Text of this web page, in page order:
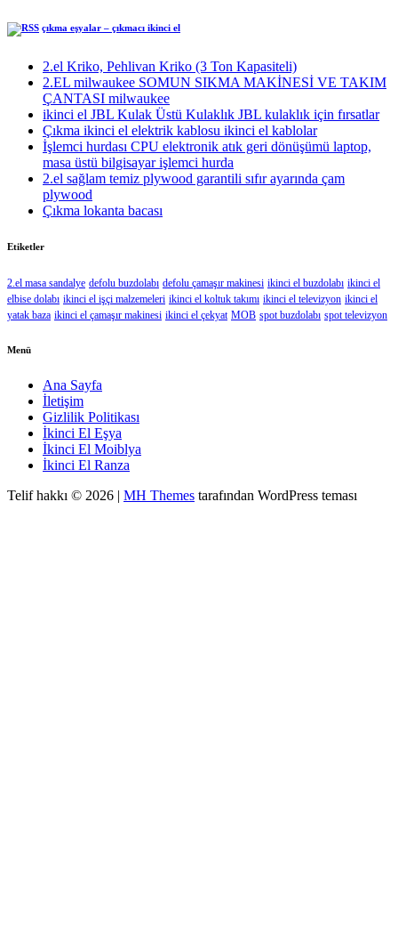
çıkma eşyalar – çıkmacı ikinci el
2.el Kriko, Pehlivan Kriko (3 Ton Kapasiteli)
2.EL milwaukee SOMUN SIKMA MAKİNESİ VE TAKIM
ÇANTASI milwaukee
ikinci el JBL Kulak Üstü Kulaklık JBL kulaklık için fırsatlar
Çıkma ikinci el elektrik kablosu ikinci el kablolar
İşlemci hurdası CPU elektronik atık geri dönüşümü laptop,
masa üstü bilgisayar işlemci hurda
2.el sağlam temiz plywood garantili sıfır ayarında çam
plywood
Çıkma lokanta bacası
Etiketler
2.el masa sandalye defolu buzdolabı defolu çamaşır makinesi ikinci el buzdolabı ikinci el
elbise dolabı ikinci el işçi malzemeleri ikinci el koltuk takımı ikinci el televizyon ikinci el
yatak baza ikinci el çamaşır makinesi ikinci el çekyat MOB spot buzdolabı spot televizyon
Menü
Ana Sayfa
İletişim
Gizlilik Politikası
İkinci El Eşya
İkinci El Moiblya
İkinci El Ranza
Telif hakkı © 2026 | MH Themes tarafından WordPress teması